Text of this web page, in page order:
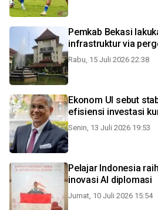
Pemkab Bekasi
infrastruktur via
Rabu, 15 Juli 2026 22:38
Ekonom UI sebut
efisiensi investasi
Senin, 13 Juli 2026 19:53
Pelajar Indonesia
inovasi AI diplomasi
Jumat, 10 Juli 2026 15:54